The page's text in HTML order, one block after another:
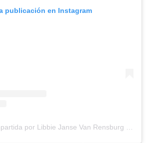
publicación en Instagram
Una publicación compartida por Libbie Janse Van Rensburg (@libbiejvr)